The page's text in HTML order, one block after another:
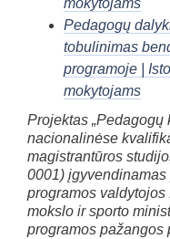
mokytojams
Pedagogų
tobulinimas
programoje |
mokytojams
Projektas
nacionalinėse
magistrantūros
0001)
programos
mokslo ir sporto
programos pažangos